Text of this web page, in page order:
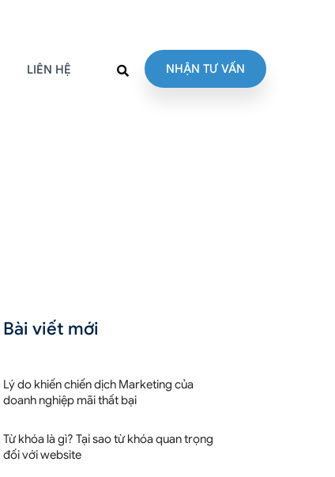
LIÊN HỆ NHẬN TƯ VẤN
Bài viết mới
Lý do khiến chiến dịch Marketing của
doanh nghiệp mãi thất bại
Từ khóa là gì? Tại sao từ khóa quan trọng
đối với website